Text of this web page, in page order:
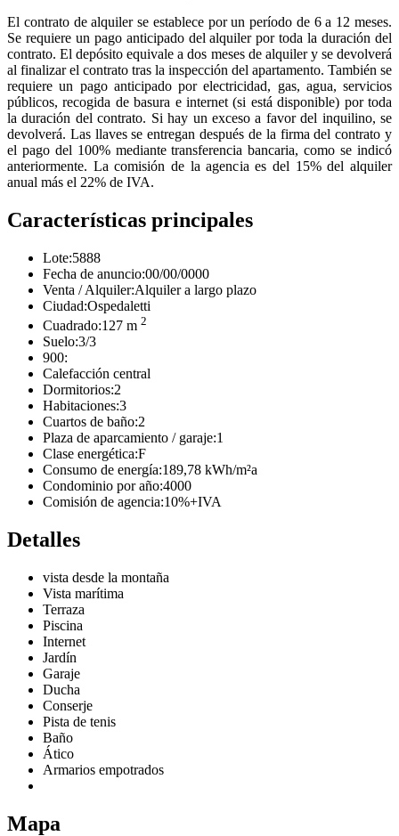
El contrato de alquiler se establece por un período de 6 a 12 meses.
Se requiere un pago anticipado del alquiler por toda la duración del
contrato. El depósito equivale a dos meses de alquiler y se devolverá
al finalizar el contrato tras la inspección del apartamento. También se
requiere un pago anticipado por electricidad, gas, agua, servicios
públicos, recogida de basura e internet (si está disponible) por toda
la duración del contrato. Si hay un exceso a favor del inquilino, se
devolverá. Las llaves se entregan después de la firma del contrato y
el pago del 100% mediante transferencia bancaria, como se indicó
anteriormente. La comisión de la agencia es del 15% del alquiler
anual más el 22% de IVA.
Características principales
Lote:5888
Fecha de anuncio:00/00/0000
Venta / Alquiler:Alquiler a largo plazo
Ciudad:Ospedaletti
Cuadrado:127 m 2
Suelo:3/3
900:
Calefacción central
Dormitorios:2
Habitaciones:3
Cuartos de baño:2
Plaza de aparcamiento / garaje:1
Clase energética:F
Consumo de energía:189,78 kWh/m²a
Condominio por año:4000
Comisión de agencia:10%+IVA
Detalles
vista desde la montaña
Vista marítima
Terraza
Piscina
Internet
Jardín
Garaje
Ducha
Conserje
Pista de tenis
Baño
Ático
Armarios empotrados
Mapa